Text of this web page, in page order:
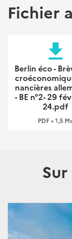
Fichier
file_download
Berlin éco -
nancières
- BE n°2- 29
24.pdf
PDF • 1,5